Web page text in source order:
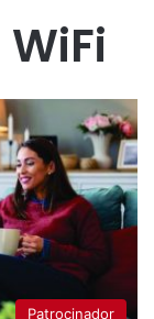
Patrocinador